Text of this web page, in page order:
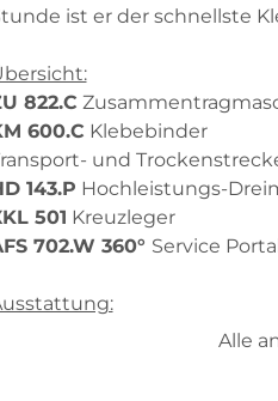
ist er der schnellste
822.C
600.C Klebebinder
und
143.P Hochleistungs-
501 Kreuzleger
702.W 360° Service
Alle